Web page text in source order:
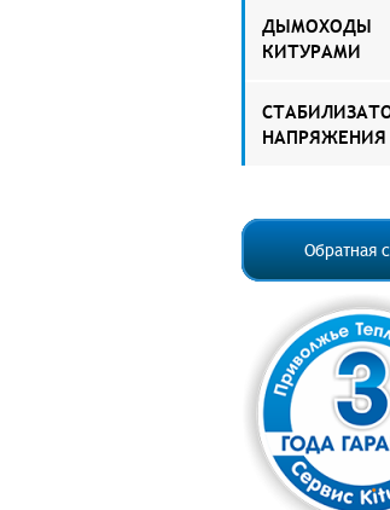
ДЫМОХОДЫ
КИТУРАМИ
НАПРЯЖЕНИЯ
Обратная